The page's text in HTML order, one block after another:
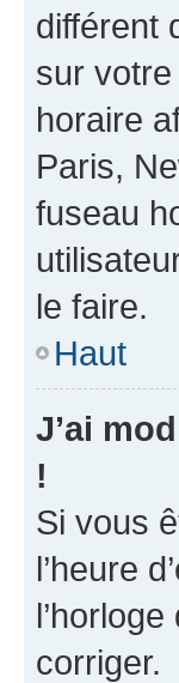
différent
sur
horaire
Paris,
fuseau
le faire.
Haut
J’ai
!
Si vous
l’heure
corriger.